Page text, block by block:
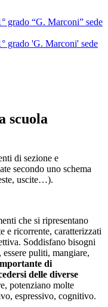
grado “G. Marconi” sede
grado 'G. Marconi' sede
scuola
di sezione e
secondo uno schema
uscite…).
che si ripresentano
e ricorrente, caratterizzati
Soddisfano bisogni
puliti, mangiare,
di
delle diverse
potenziano molte
espressivo, cognitivo.